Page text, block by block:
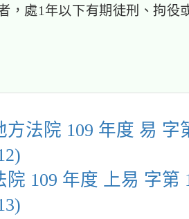
，處1年以下有期徒刑、拘役
方法院 109 年度 易 字
院 109 年度 上易 字第